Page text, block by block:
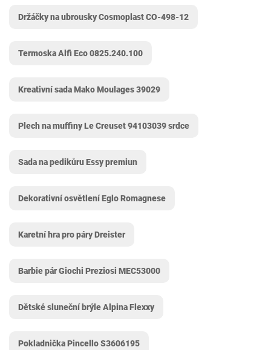
Držáčky na ubrousky Cosmoplast ‎CO-498-12
Termoska Alfi Eco 0825.240.100
Kreativní sada Mako Moulages ‎39029
Plech na muffiny Le Creuset 94103039 srdce
Sada na pedikůru Essy premiun
Dekorativní osvětlení Eglo Romagnese
Karetní hra pro páry Dreister
Barbie pár Giochi Preziosi ‎MEC53000
Dětské sluneční brýle Alpina Flexxy
Pokladnička Pincello S3606195